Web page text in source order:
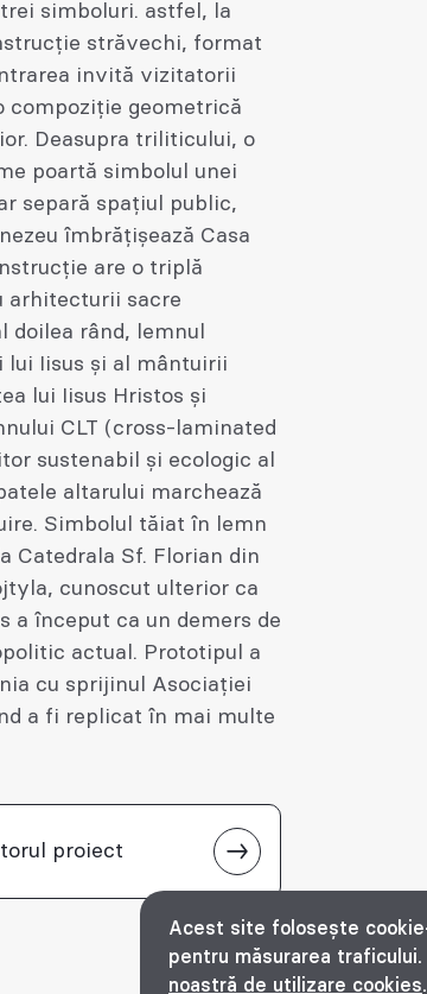
simboluri. astfel, la
străvechi, format
invită vizitatorii
geometrică
Deasupra triliticului, o
poartă simbolul unei
separă spațiul public,
îmbrățișează Casa
are o triplă
arhitecturii sacre
doilea rând, lemnul
lui Iisus și al mântuirii
lui Iisus Hristos și
CLT (cross-laminated
sustenabil și ecologic al
altarului marchează
Simbolul tăiat în lemn
Catedrala Sf. Florian din
cunoscut ulterior ca
a început ca un demers de
actual. Prototipul a
cu sprijinul Asociației
a fi replicat în mai multe
proiect
Acest site folosește
pentru măsurarea
noastră de utilizare cookies.